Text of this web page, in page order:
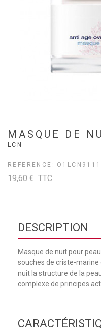
MASQUE DE
LCN
REFERENCE:
19,60 € TTC
DESCRIPTION
Masque de nuit pour
souches de criste-marine
nuit la structure de la
complexe de principes